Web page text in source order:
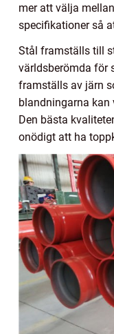
mer att välja
specifikationer så
Stål framställs till
världsberömda för
framställs av järn
blandningarna kan
Den bästa
onödigt att ha